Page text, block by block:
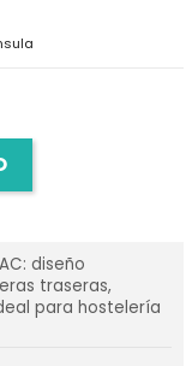
diseño
traseras,
para hostelería